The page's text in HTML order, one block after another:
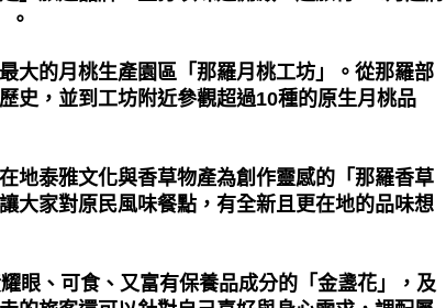
。
大的月桃生產園區「那羅月桃工坊」。從那羅部
史，並到工坊附近參觀超過10種的原生月桃品
地泰雅文化與香草物產為創作靈感的「那羅香草
大家對原民風味餐點，有全新且更在地的品味想
眼、可食、又富有保養品成分的「金盞花」，及